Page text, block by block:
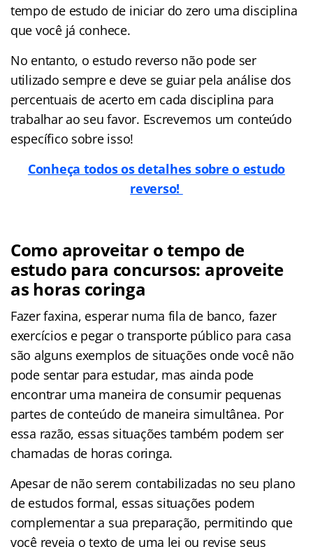
tempo de estudo de iniciar do zero uma disciplina
que você já conhece.
No entanto, o estudo reverso não pode ser
utilizado sempre e deve se guiar pela análise dos
percentuais de acerto em cada disciplina para
trabalhar ao seu favor. Escrevemos um conteúdo
específico sobre isso!
Conheça todos os detalhes sobre o estudo
reverso!
Como aproveitar o tempo de
estudo para concursos: aproveite
as horas coringa
Fazer faxina, esperar numa fila de banco, fazer
exercícios e pegar o transporte público para casa
são alguns exemplos de situações onde você não
pode sentar para estudar, mas ainda pode
encontrar uma maneira de consumir pequenas
partes de conteúdo de maneira simultânea. Por
essa razão, essas situações também podem ser
chamadas de horas coringa.
Apesar de não serem contabilizadas no seu plano
de estudos formal, essas situações podem
complementar a sua preparação, permitindo que
você reveja o texto de uma lei ou revise seus